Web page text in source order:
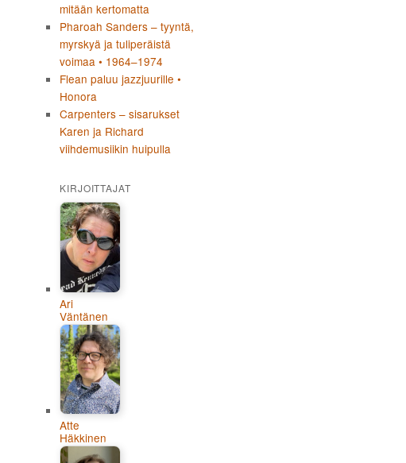
mitään kertomatta
Pharoah Sanders – tyyntä,
myrskyä ja tuliperäistä
voimaa • 1964–1974
Flean paluu jazzjuurille •
Honora
Carpenters – sisarukset
Karen ja Richard
viihdemusiikin huipulla
KIRJOITTAJAT
Ari
Väntänen
Atte
Häkkinen